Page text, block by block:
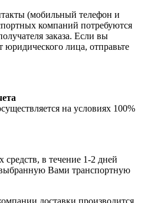
(мобильный телефон и
компаний потребуются
заказа. Если вы
юридического лица, отправьте
на условиях 100%
в течение 1-2 дней
выбранную Вами транспортную
доставки производится